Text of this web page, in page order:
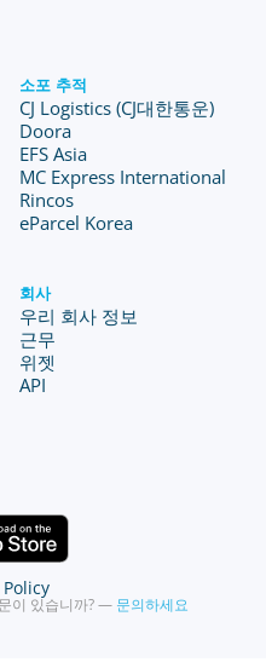
소포 추적
CJ Logistics (CJ대한통운)
Doora
EFS Asia
MC Express International
Rincos
eParcel Korea
회사
우리 회사 정보
근무
위젯
API
이 있습니까? — 문의하세요